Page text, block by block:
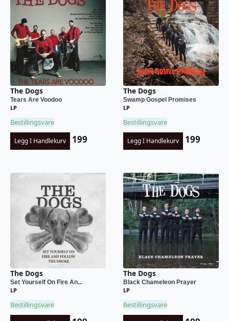
The Dogs
Tears Are Voodoo
LP
Bestillingsvare
Legg I Handlekurv 199
The Dogs
Swamp Gospel Promises
LP
Bestillingsvare
Legg I Handlekurv 199
The Dogs
Set Yourself On Fire An...
LP
Bestillingsvare
The Dogs
Black Chameleon Prayer
LP
Bestillingsvare